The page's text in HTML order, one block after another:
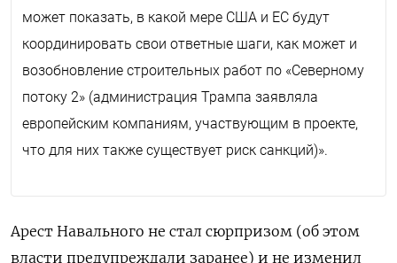
может показать, в какой мере США и ЕС будут
координировать свои ответные шаги, как может и
возобновление строительных работ по «Северному
потоку 2» (администрация Трампа заявляла
европейским компаниям, участвующим в проекте,
что для них также существует риск санкций)».
Арест Навального не стал сюрпризом (об этом
власти предупреждали заранее) и не изменил